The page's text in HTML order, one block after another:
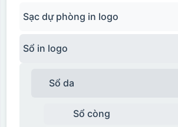
Hộp diêm quai xách lót lụa
Sạc dự phòng in logo
Sổ in logo
Sổ da
Sổ còng